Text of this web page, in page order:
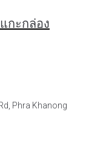
กะกล่อง
Phra Khanong